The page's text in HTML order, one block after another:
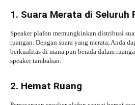
1. Suara Merata di Seluruh
Speaker plafon memungkinkan distribusi
ruangan. Dengan suara yang merata, Anda
berkualitas di mana pun berada dalam
speaker tambahan.
2. Hemat Ruang